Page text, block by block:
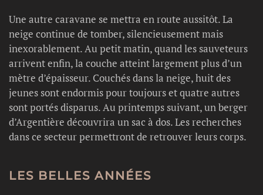
Une autre caravane se mettra en route aussitôt. La
neige continue de tomber, silencieusement mais
inexorablement. Au petit matin, quand les sauveteurs
arrivent enfin, la couche atteint largement plus d’un
mètre d’épaisseur. Couchés dans la neige, huit des
jeunes sont endormis pour toujours et quatre autres
sont portés disparus. Au printemps suivant, un berger
d’Argentière découvrira un sac à dos. Les recherches
dans ce secteur permettront de retrouver leurs corps.
LES BELLES ANNÉES